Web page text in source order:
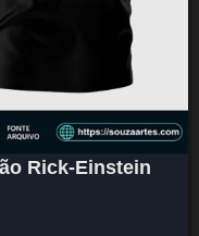
Rick-Einstein